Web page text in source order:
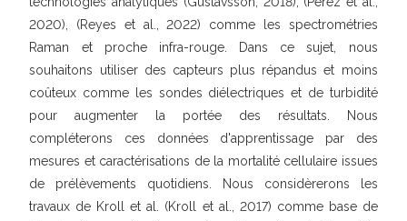
2020), (Reyes et al., 2022) comme les spectrométries
Raman et proche infra-rouge. Dans ce sujet, nous
souhaitons utiliser des capteurs plus répandus et moins
coûteux comme les sondes diélectriques et de turbidité
pour augmenter la portée des résultats. Nous
compléterons ces données d'apprentissage par des
mesures et caractérisations de la mortalité cellulaire issues
de prélèvements quotidiens. Nous considèrerons les
travaux de Kroll et al. (Kroll et al., 2017) comme base de